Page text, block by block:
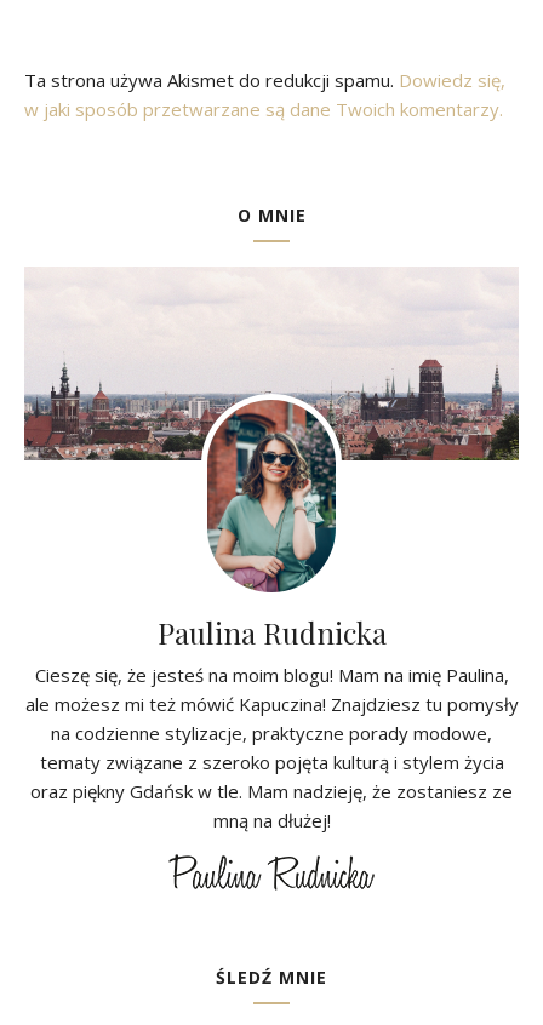
Ta strona używa Akismet do redukcji spamu. Dowiedz się,
w jaki sposób przetwarzane są dane Twoich komentarzy.
O MNIE
Paulina Rudnicka
Cieszę się, że jesteś na moim blogu! Mam na imię Paulina,
ale możesz mi też mówić Kapuczina! Znajdziesz tu pomysły
na codzienne stylizacje, praktyczne porady modowe,
tematy związane z szeroko pojęta kulturą i stylem życia
oraz piękny Gdańsk w tle. Mam nadzieję, że zostaniesz ze
mną na dłużej!
ŚLEDŹ MNIE